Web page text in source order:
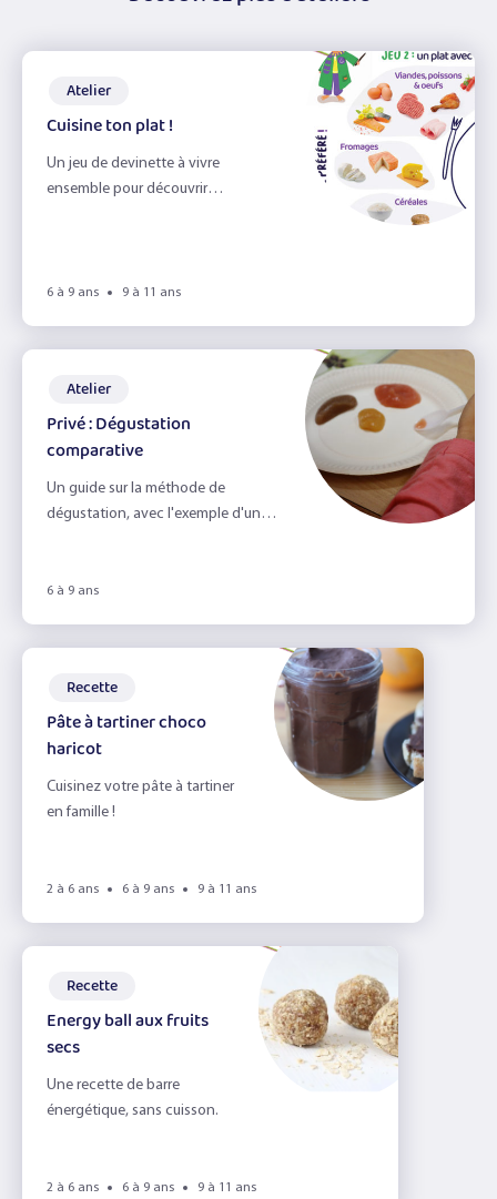
Atelier
Cuisine ton plat !
Un jeu de devinette à vivre
ensemble pour découvrir
6 à 9 ans 9 à 11 ans
Atelier
Privé : Dégustation
comparative
Un guide sur la méthode de
dégustation, avec l'exemple d'une
6 à 9 ans
Recette
Pâte à tartiner choco
haricot
Cuisinez votre pâte à tartiner
en famille !
2 à 6 ans 6 à 9 ans 9 à 11 ans
Recette
Energy ball aux fruits
secs
Une recette de barre
énergétique, sans cuisson.
2 à 6 ans 6 à 9 ans 9 à 11 ans